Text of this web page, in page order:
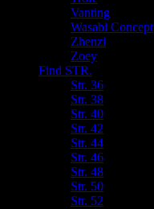
Vanting
Wasabi Concept
Zhenzi
Zoey
Find STR.
Str. 36
Str. 38
Str. 40
Str. 42
Str. 44
Str. 46
Str. 48
Str. 50
Str. 52